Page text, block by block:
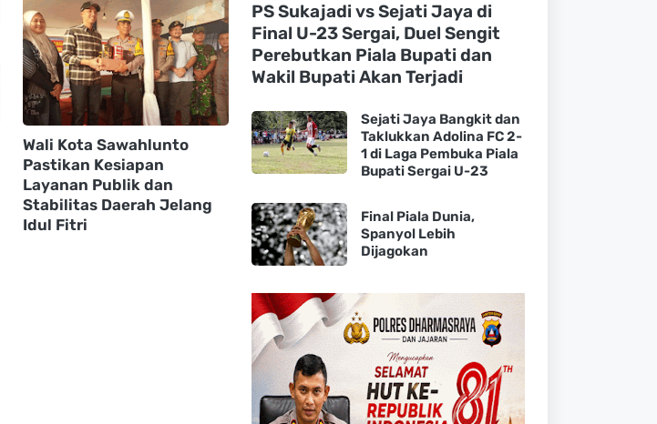
Wali Kota Sawahlunto
Pastikan Kesiapan
Layanan Publik dan
Stabilitas Daerah Jelang
Idul Fitri
PS Sukajadi vs Sejati Jaya di
Final U-23 Sergai, Duel Sengit
Perebutkan Piala Bupati dan
Wakil Bupati Akan Terjadi
Sejati Jaya Bangkit dan
Taklukkan Adolina FC 2-
1 di Laga Pembuka Piala
Bupati Sergai U-23
Final Piala Dunia,
Spanyol Lebih
Dijagokan